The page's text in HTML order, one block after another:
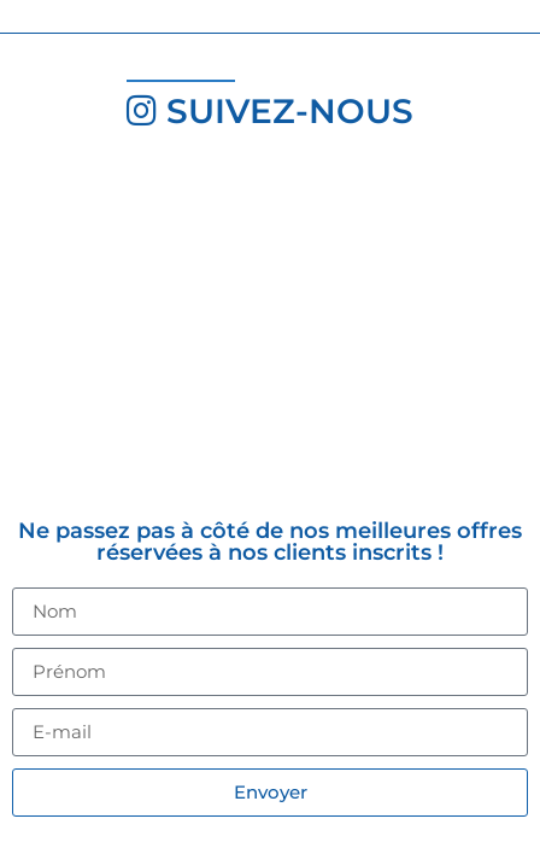
SUIVEZ-NOUS
Ne passez pas à côté de nos meilleures offres
réservées à nos clients inscrits !
Envoyer